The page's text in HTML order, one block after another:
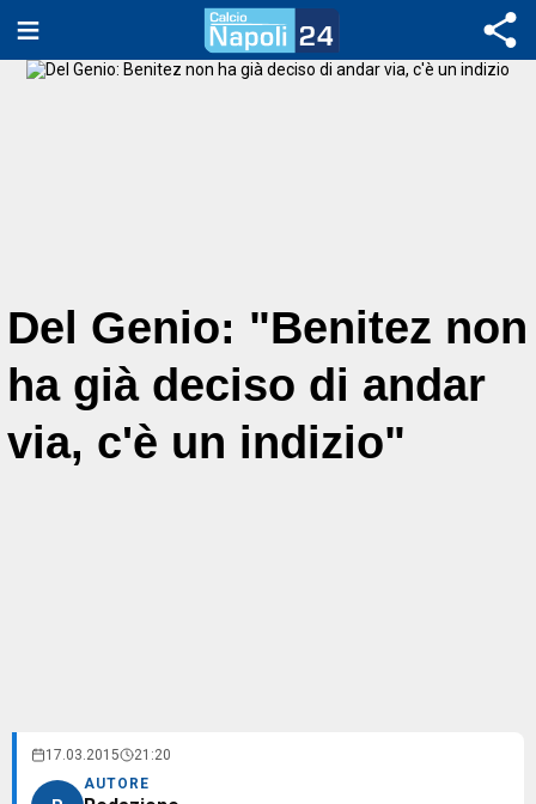
Del Genio: "Benitez non
ha già deciso di andar
via, c'è un indizio"
17.03.2015 21:20
AUTORE